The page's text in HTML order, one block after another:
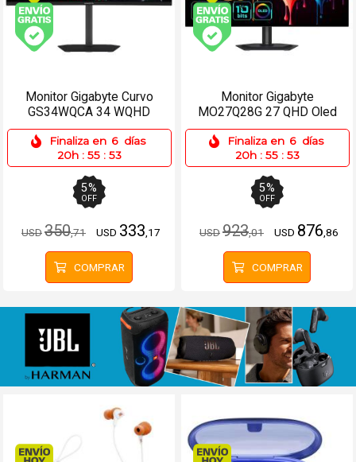
Envío gratis (Ver Envíos y Pagos)
Monitor Gigabyte Curvo
GS34WQCA 34 WQHD
120Hz - HDMIx2, DP
Finaliza en 6 días
20h : 55 : 53
5%
OFF
USD350,71 USD 333 ,17
COMPRAR
Envío gratis (Ver
Monitor Gigabyte
MO27Q28G 27 QHD Oled
280Hz - 2xHDMI, DP, USB-
C
Finaliza en 6 días
20h : 55 : 53
5%
OFF
USD923,01 USD 876 ,86
COMPRAR
Envío hoy. Comprando antes de 13Hs. Envío hoy.